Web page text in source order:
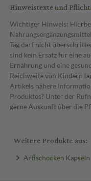
Hinweistexte und
Wichtiger Hinweis:
Tag darf nicht
sind kein Ersatz für eine
Ernährung und eine
Reichweite von Kindern
Artikels nähere
Produktes? Unter der
gerne Auskunft über die
Weitere Produkte aus:
Artischocken Kapseln